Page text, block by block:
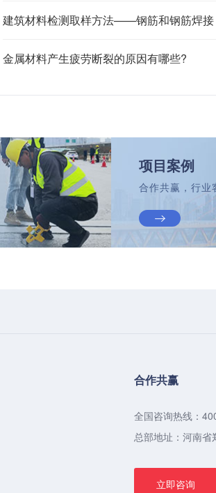
建筑材料检测取样方法——钢筋和钢筋焊接
金属材料产生疲劳断裂的原因有哪些?
项目案例
合作共赢，行业
合作共赢
全国咨询热线：
总部地址：河南
立即咨询